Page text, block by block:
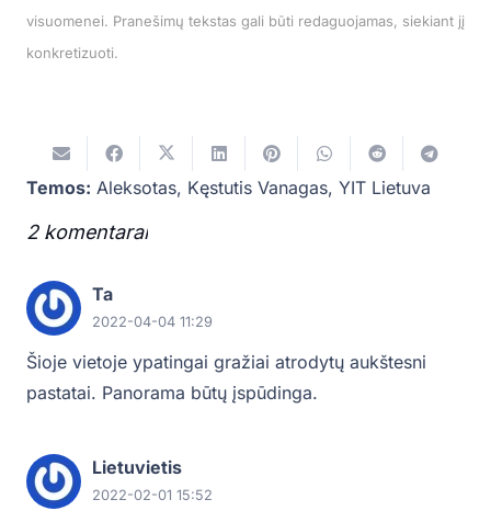
visuomenei. Pranešimų tekstas gali būti redaguojamas, siekiant jį
konkretizuoti.
Temos: Aleksotas, Kęstutis Vanagas, YIT Lietuva
2 komentarai
.
Ta
2022-04-04 11:29
Šioje vietoje ypatingai gražiai atrodytų aukštesni
pastatai. Panorama būtų įspūdinga.
Lietuvietis
2022-02-01 15:52